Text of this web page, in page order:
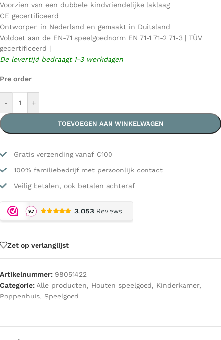
Voorzien van een dubbele kindvriendelijke laklaag
CE gecertificeerd
Ontworpen in Nederland en gemaakt in Duitsland
Voldoet aan de EN-71 speelgoednorm EN 71-1 71-2 71-3 | TÜV
gecertificeerd |
De levertijd bedraagt 1-3 werkdagen
Pre order
- +
TOEVOEGEN AAN WINKELWAGEN
Gratis verzending vanaf €100
100% familiebedrijf met persoonlijk contact
Veilig betalen, ook betalen achteraf
Zet op verlanglijst
Artikelnummer: 98051422
Categorie: Alle producten, Houten speelgoed, Kinderkamer,
Poppenhuis, Speelgoed